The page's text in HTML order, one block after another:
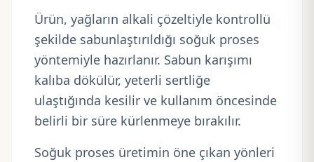
Ürün, yağların alkali çözeltiyle kontrollü
şekilde sabunlaştırıldığı soğuk proses
yöntemiyle hazırlanır. Sabun karışımı
kalıba dökülür, yeterli sertliğe
ulaştığında kesilir ve kullanım öncesinde
belirli bir süre kürlenmeye bırakılır.
Soğuk proses üretimin öne çıkan yönleri